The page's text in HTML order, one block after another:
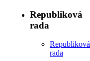
Republiková
rada
Republiková
rada